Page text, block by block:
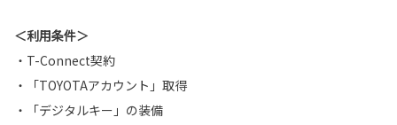
＜利用条件＞
・T-Connect契約
・「TOYOTAアカウント」取得
・「デジタルキー」の装備